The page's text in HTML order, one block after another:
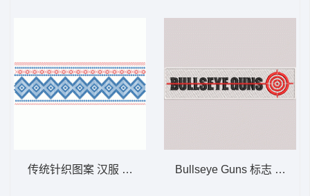
传统针织图案 汉服 条码 Bullseye Guns 标志